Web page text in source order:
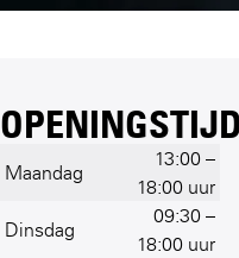
Maandag
13:00 –
18:00 uur
Dinsdag
09:30 –
18:00 uur